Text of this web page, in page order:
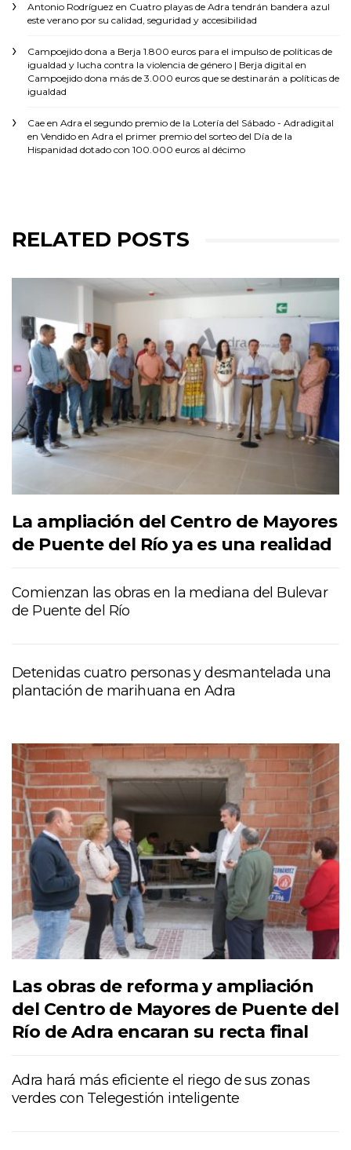
Antonio Rodríguez en Cuatro playas de Adra tendrán bandera azul
este verano por su calidad, seguridad y accesibilidad
Campoejido dona a Berja 1.800 euros para el impulso de políticas de
igualdad y lucha contra la violencia de género | Berja digital en
Campoejido dona más de 3.000 euros que se destinarán a políticas de
igualdad
Cae en Adra el segundo premio de la Lotería del Sábado - Adradigital
en Vendido en Adra el primer premio del sorteo del Día de la
Hispanidad dotado con 100.000 euros al décimo
RELATED POSTS
La ampliación del Centro de Mayores
de Puente del Río ya es una realidad
Comienzan las obras en la mediana del Bulevar
de Puente del Río
Detenidas cuatro personas y desmantelada una
plantación de marihuana en Adra
Las obras de reforma y ampliación
del Centro de Mayores de Puente del
Río de Adra encaran su recta final
Adra hará más eficiente el riego de sus zonas
verdes con Telegestión inteligente